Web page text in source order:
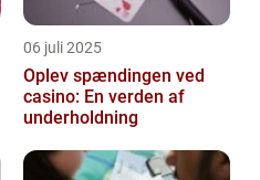
06 juli 2025
Oplev spændingen ved
casino: En verden af
underholdning